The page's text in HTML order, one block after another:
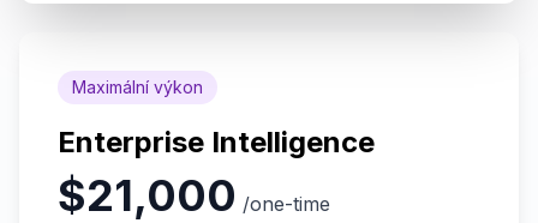
Maximální výkon
Enterprise Intelligence
$21,000 /one-time